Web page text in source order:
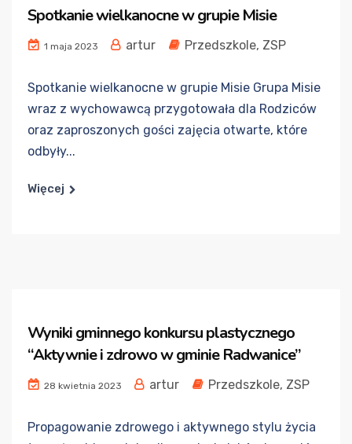
Spotkanie wielkanocne w grupie Misie
1 maja 2023 artur Przedszkole, ZSP
Spotkanie wielkanocne w grupie Misie Grupa Misie
wraz z wychowawcą przygotowała dla Rodziców
oraz zaproszonych gości zajęcia otwarte, które
odbyły...
Więcej
Wyniki gminnego konkursu plastycznego
“Aktywnie i zdrowo w gminie Radwanice”
28 kwietnia 2023 artur Przedszkole, ZSP
Propagowanie zdrowego i aktywnego stylu życia